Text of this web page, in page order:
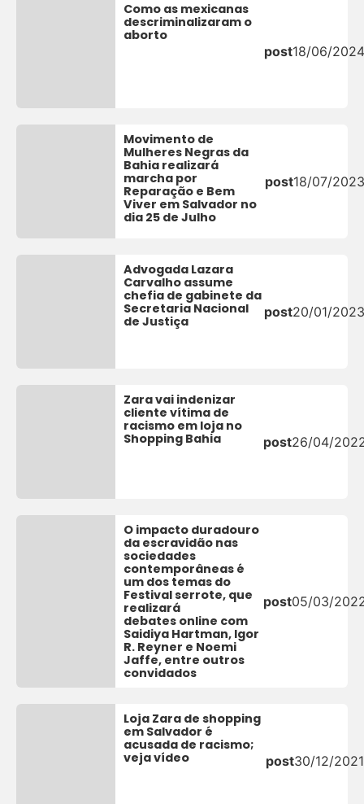
Como as mexicanas
descriminalizaram o
aborto
post18/06/
Movimento de
Mulheres Negras da
Bahia realizará
marcha por
Reparação e Bem
Viver em Salvador no
dia 25 de Julho
post18/07/2023
Advogada Lazara
Carvalho assume
chefia de gabinete da
Secretaria Nacional
de Justiça
post20/01/
Zara vai indenizar
cliente vítima de
racismo em loja no
Shopping Bahia
post26/04/
O impacto duradouro
da escravidão nas
sociedades
contemporâneas é
um dos temas do
Festival serrote, que
realizará
debates online com
Saidiya Hartman, Igor
R. Reyner e Noemi
Jaffe, entre outros
convidados
post05/03/
Loja Zara de shopping
em Salvador é
acusada de racismo;
veja vídeo
post30/12/2021